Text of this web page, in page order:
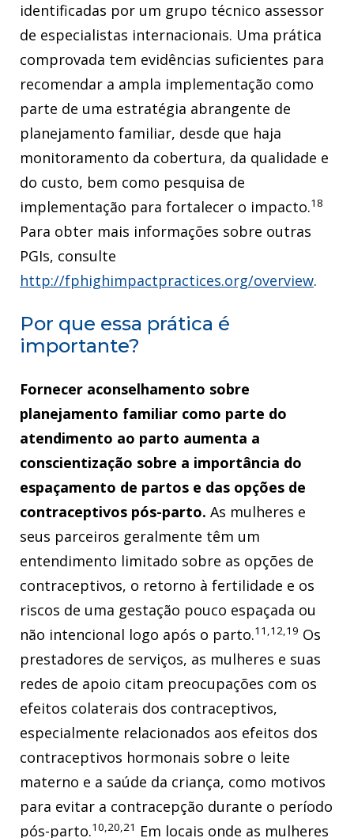
identificadas por um grupo técnico assessor
de especialistas internacionais. Uma prática
comprovada tem evidências suficientes para
recomendar a ampla implementação como
parte de uma estratégia abrangente de
planejamento familiar, desde que haja
monitoramento da cobertura, da qualidade e
do custo, bem como pesquisa de
implementação para fortalecer o impacto.18
Para obter mais informações sobre outras
PGIs, consulte
http://fphighimpactpractices.org/overview.
Por que essa prática é
importante?
Fornecer aconselhamento sobre
planejamento familiar como parte do
atendimento ao parto aumenta a
conscientização sobre a importância do
espaçamento de partos e das opções de
contraceptivos pós-parto. As mulheres e
seus parceiros geralmente têm um
entendimento limitado sobre as opções de
contraceptivos, o retorno à fertilidade e os
riscos de uma gestação pouco espaçada ou
não intencional logo após o parto.11,12,19 Os
prestadores de serviços, as mulheres e suas
redes de apoio citam preocupações com os
efeitos colaterais dos contraceptivos,
especialmente relacionados aos efeitos dos
contraceptivos hormonais sobre o leite
materno e a saúde da criança, como motivos
para evitar a contracepção durante o período
pós-parto.10,20,21 Em locais onde as mulheres